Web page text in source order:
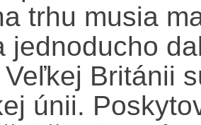
trhu musia
jednoducho
Británii
únii.